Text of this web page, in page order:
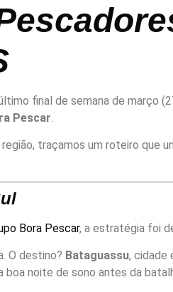
final de semana de março
Pescar.
traçamos um roteiro que
Bora Pescar, a estratégia foi
O destino? Bataguassu, cidade
boa noite de sono antes da